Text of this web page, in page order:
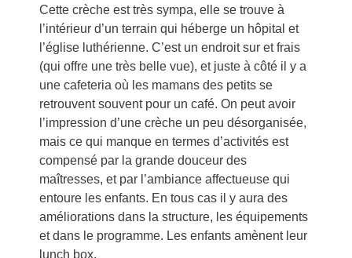
Cette crèche est très sympa, elle se trouve à
l’intérieur d’un terrain qui héberge un hôpital et
l’église luthérienne. C’est un endroit sur et frais
(qui offre une très belle vue), et juste à côté il y a
une cafeteria où les mamans des petits se
retrouvent souvent pour un café. On peut avoir
l’impression d’une crèche un peu désorganisée,
mais ce qui manque en termes d’activités est
compensé par la grande douceur des
maîtresses, et par l’ambiance affectueuse qui
entoure les enfants. En tous cas il y aura des
améliorations dans la structure, les équipements
et dans le programme. Les enfants amènent leur
lunch box.